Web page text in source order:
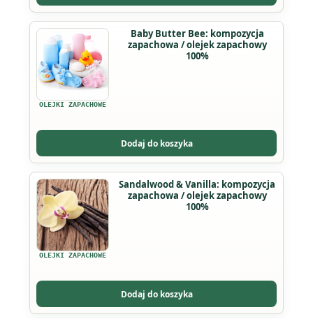
na
stronie
produktu
OLEJKI ZAPACHOWE
Baby Butter Bee: kompozycja
zapachowa / olejek zapachowy
100%
Dodaj do koszyka
Ten
produkt
ma
wiele
wariantów.
można
wybrać
na
stronie
produktu
OLEJKI ZAPACHOWE
Sandalwood & Vanilla: kompozycja
zapachowa / olejek zapachowy
100%
Dodaj do koszyka
Ten
produkt
ma
wiele
wariantów.
można
wybrać